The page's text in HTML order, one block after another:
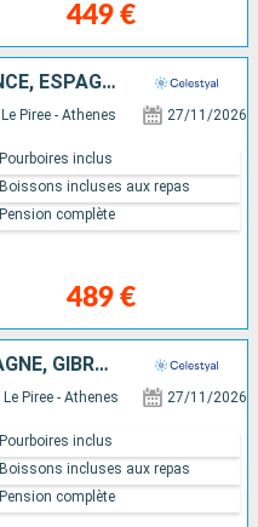
449 €
GRÈCE, TURQUIE, ITALIE, FRANCE, ESPAGNE
Le Piree - Athenes 27/11/2026
489 €
Pourboires inclus
Boissons incluses aux repas
Pension complète
GRÈCE, TURQUIE, ITALIE, ESPAGNE, GIBRALTAR, MAROC, MAJORQUE, FRANCE
Le Piree - Athenes 27/11/2026
Pourboires inclus
Boissons incluses aux repas
Pension complète